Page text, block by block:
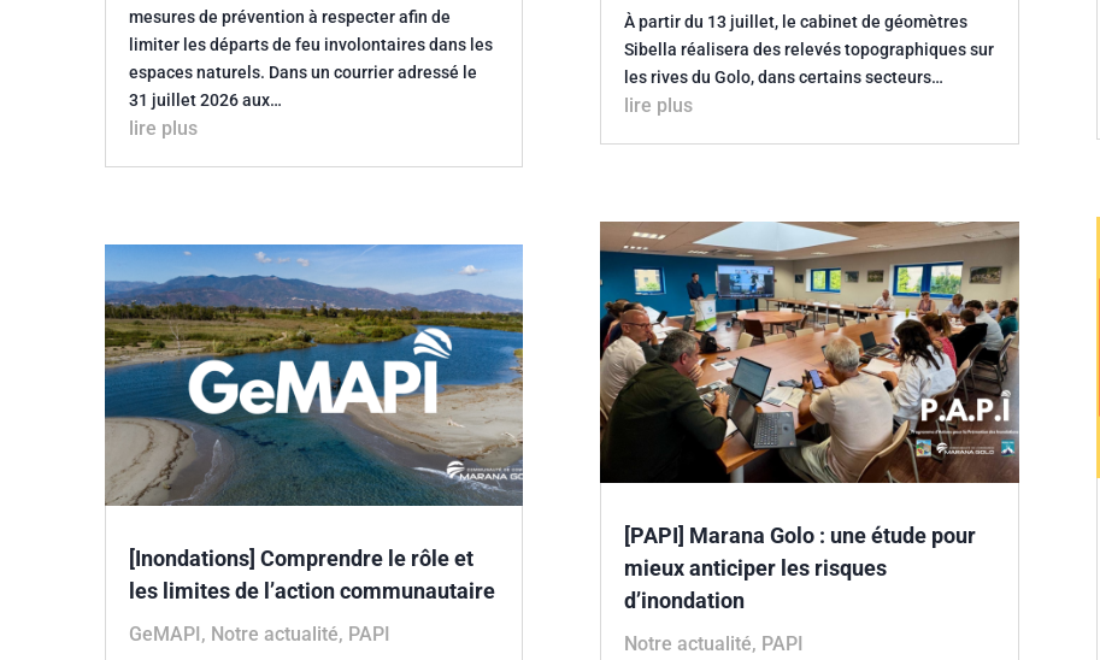
mesures de prévention à respecter afin de
limiter les départs de feu involontaires dans les
espaces naturels. Dans un courrier adressé le
31 juillet 2026 aux…
lire plus
[Inondations] Comprendre le rôle et
les limites de l’action communautaire
GeMAPI, Notre actualité, PAPI
À partir du 13 juillet, le cabinet de géomètres
Sibella réalisera des relevés topographiques sur
les rives du Golo, dans certains secteurs…
lire plus
[PAPI] Marana Golo : une étude pour
mieux anticiper les risques
d’inondation
Notre actualité, PAPI